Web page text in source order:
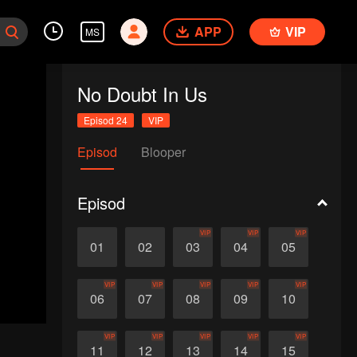
MS APP VIP
No Doubt In Us
Episod 24 VIP
Episod Blooper
Episod
01 02 03
VIP
04
VIP
05
VIP
06
VIP
07
VIP
08
VIP
09
VIP
10
VIP
11
VIP
12
VIP
13
VIP
14
VIP
15
VIP